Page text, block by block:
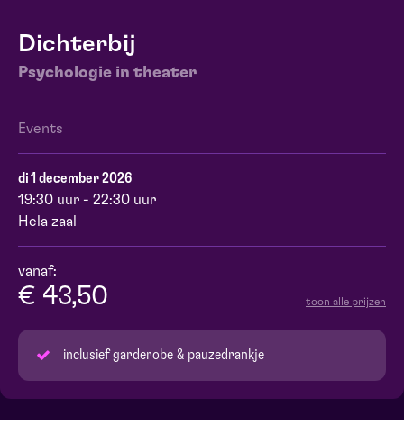
Dichterbij
Psychologie in theater
Events
di 1 december 2026
19:30 uur - 22:30 uur
Hela zaal
vanaf:
€ 43,50 toon alle prijzen
inclusief garderobe & pauzedrankje